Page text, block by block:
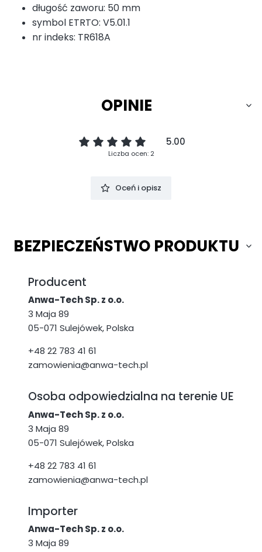
długość zaworu: 50 mm
symbol ETRTO: V5.01.1
nr indeks: TR618A
OPINIE
5.00
Liczba ocen: 2
Oceń i opisz
BEZPIECZEŃSTWO PRODUKTU
Producent
Anwa-Tech Sp. z o.o.
3 Maja 89
05-071 Sulejówek, Polska
+48 22 783 41 61
zamowienia@anwa-tech.pl
Osoba odpowiedzialna na terenie UE
Anwa-Tech Sp. z o.o.
3 Maja 89
05-071 Sulejówek, Polska
+48 22 783 41 61
zamowienia@anwa-tech.pl
Importer
Anwa-Tech Sp. z o.o.
3 Maja 89